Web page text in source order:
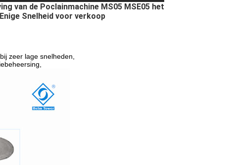
van de Poclainmachine MS05 MSE05 het
Snelheid voor verkoop
zeer lage snelheden,